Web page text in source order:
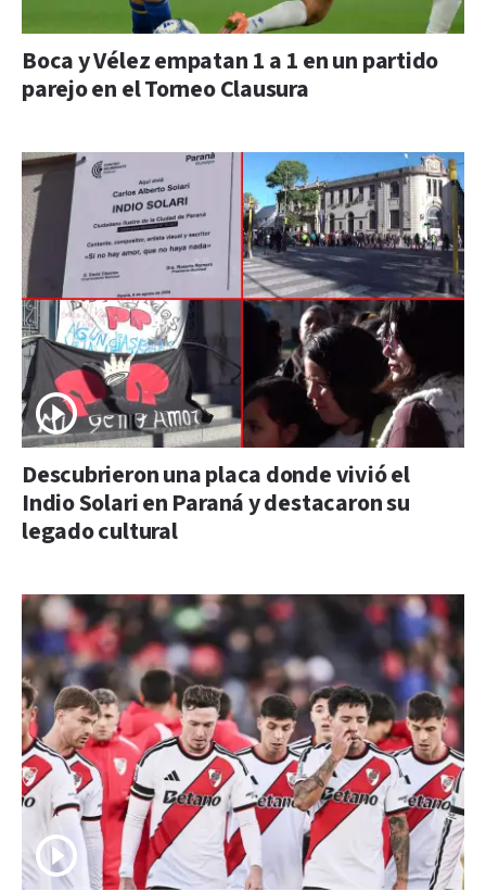
Boca y Vélez empatan 1 a 1 en un partido
parejo en el Torneo Clausura
Descubrieron una placa donde vivió el
Indio Solari en Paraná y destacaron su
legado cultural